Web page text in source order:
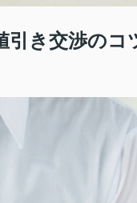
引き交渉のコ